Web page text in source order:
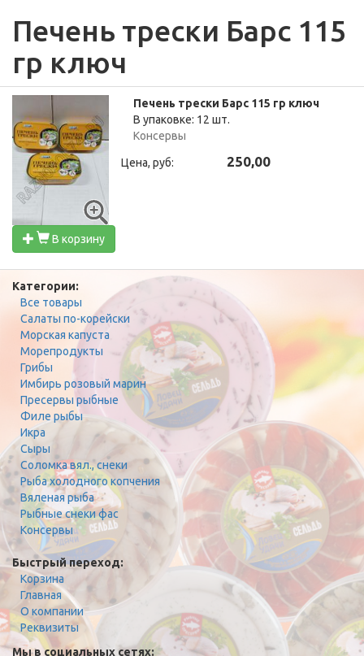
Печень трески Барс 115
гр ключ
Печень трески Барс 115 гр ключ
В упаковке: 12 шт.
Консервы
Цена, руб: 250,00
В корзину
Категории:
Все товары
Салаты по-корейски
Морская капуста
Морепродукты
Грибы
Имбирь розовый марин
Пресервы рыбные
Филе рыбы
Икра
Сыры
Соломка вял., снеки
Рыба холодного копчения
Вяленая рыба
Рыбные снеки фас
Консервы
Быстрый переход:
Корзина
Главная
О компании
Реквизиты
Мы в социальных сетях: